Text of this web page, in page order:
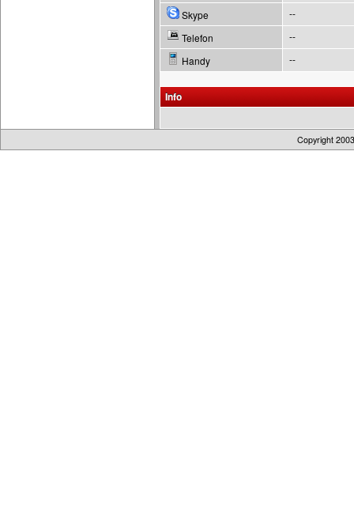
Skype
--
Telefon
--
Handy
--
Info
Copyright